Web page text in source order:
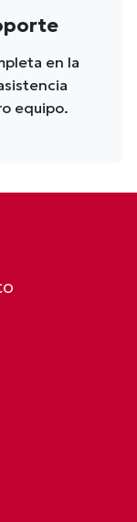
en la
equipo.